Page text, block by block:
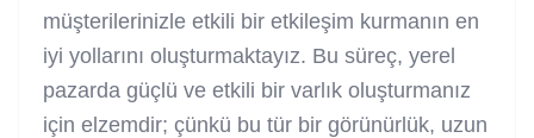
müşterilerinizle etkili bir etkileşim kurmanın en
iyi yollarını oluşturmaktayız. Bu süreç, yerel
pazarda güçlü ve etkili bir varlık oluşturmanız
için elzemdir; çünkü bu tür bir görünürlük, uzun